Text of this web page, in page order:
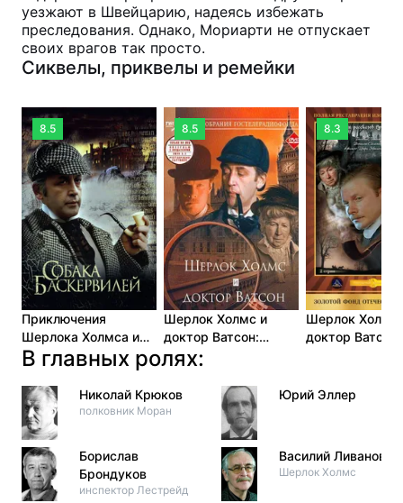
уезжают в Швейцарию, надеясь избежать
преследования. Однако, Мориарти не отпускает
своих врагов так просто.
Сиквелы, приквелы и ремейки
8.5
Приключения
Шерлока Холмса и
доктора Ватсона:
Собака Баскервилей
(1981)
8.5
Шерлок Холмс и
доктор Ватсон:
Знакомство (1979)
8.3
Шерлок Холмс
доктор Ватсон:
В главных ролях:
Николай Крюков
полковник Моран
Борислав
Брондуков
инспектор Лестрейд
Юрий Эллер
Василий Ливанов
Шерлок Холмс